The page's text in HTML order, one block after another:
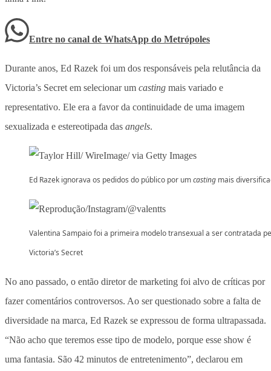
Entre no canal de WhatsApp do Metrópoles
Durante anos, Ed Razek foi um dos responsáveis pela relutância da
Victoria’s Secret em selecionar um casting mais variado e
representativo. Ele era a favor da continuidade de uma imagem
sexualizada e estereotipada das angels.
Ed Razek ignorava os pedidos do público por umcasting mais
Valentina Sampaio foi a primeira modelo transexual a ser contratada
Victoria’s Secret
No ano passado, o então diretor de marketing foi alvo de críticas por
fazer comentários controversos. Ao ser questionado sobre a falta de
diversidade na marca, Ed Razek se expressou de forma ultrapassada.
“Não acho que teremos esse tipo de modelo, porque esse show é
uma fantasia. São 42 minutos de entretenimento”, declarou em